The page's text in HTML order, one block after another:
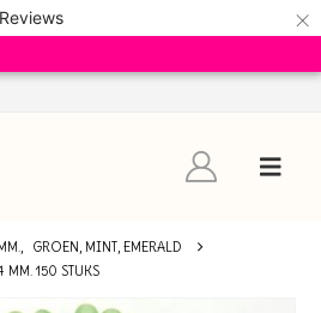
Reviews ×
,
GROEN, MINT, EMERALD
MM. 150 STUKS